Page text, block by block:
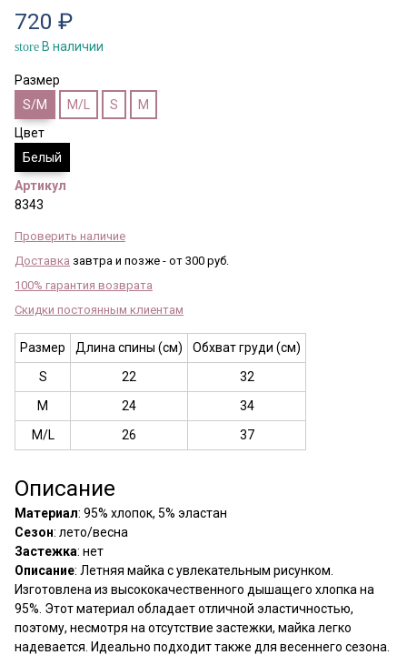
720 ₽
store В наличии
Размер
S/M
M/L S
M
Цвет
Белый
Артикул
8343
Проверить наличие
Доставка завтра и позже - от 300 руб.
100% гарантия возврата
Скидки постоянным клиентам
Размер Длина спины (см)
Обхват груди (см)
S
22
32
M
24
34
M/L
26 37
Описание
Материал: 95% хлопок, 5% эластан
Сезон: лето/весна
Застежка: нет
Описание: Летняя майка с увлекательным рисунком.
Изготовлена из высококачественного дышащего хлопка на
95%. Этот материал обладает отличной эластичностью,
поэтому, несмотря на отсутствие застежки, майка легко
надевается. Идеально подходит также для весеннего сезона.